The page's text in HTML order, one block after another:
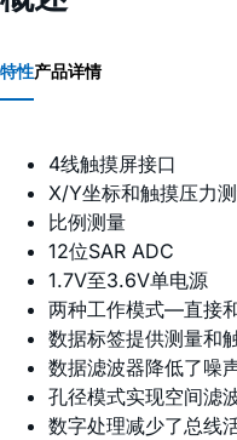
特性产品详情
4线触摸屏接口
X/Y坐标和触摸压力
比例测量
12位SAR ADC
1.7V至3.6V单电源
两种工作模式—直接
数据标签提供测量和
数据滤波器降低了噪
孔径模式实现空间滤
数字处理减少了总线